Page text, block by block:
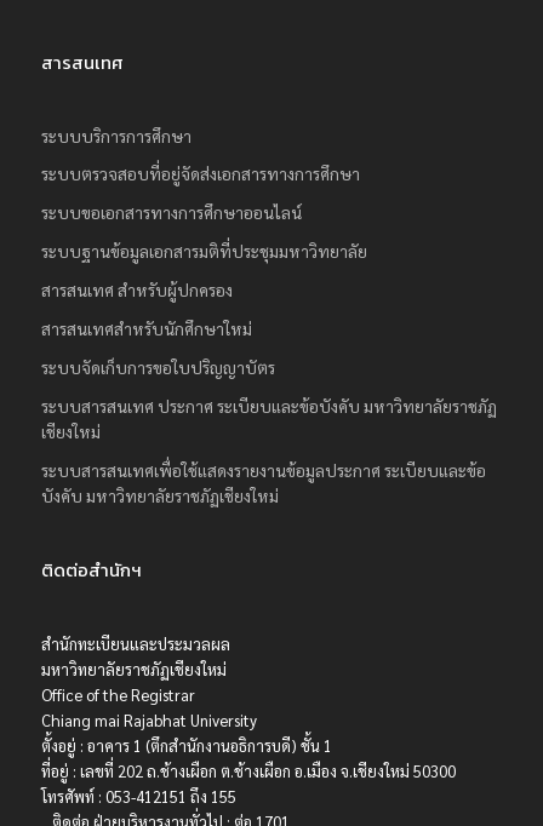
สารสนเทศ
ระบบบริการการศึกษา
ระบบตรวจสอบที่อยู่จัดส่งเอกสารทางการศึกษา
ระบบขอเอกสารทางการศึกษาออนไลน์
ระบบฐานข้อมูลเอกสารมติที่ประชุมมหาวิทยาลัย
สารสนเทศ สำหรับผู้ปกครอง
สารสนเทศสำหรับนักศึกษาใหม่
ระบบจัดเก็บการขอใบปริญญาบัตร
ระบบสารสนเทศ ประกาศ ระเบียบและข้อบังคับ มหาวิทยาลัยราชภัฏ
เชียงใหม่
ระบบสารสนเทศเพื่อใช้แสดงรายงานข้อมูลประกาศ ระเบียบและข้อ
บังคับ มหาวิทยาลัยราชภัฏเชียงใหม่
ติดต่อสำนักฯ
สำนักทะเบียนและประมวลผล
มหาวิทยาลัยราชภัฏเชียงใหม่
Office of the Registrar
Chiang mai Rajabhat University
ตั้งอยู่ : อาคาร 1 (ตึกสำนักงานอธิการบดี) ชั้น 1
ที่อยู่ : เลขที่ 202 ถ.ช้างเผือก ต.ช้างเผือก อ.เมือง จ.เชียงใหม่ 50300
โทรศัพท์ : 053-412151 ถึง 155
ติดต่อ ฝ่ายบริหารงานทั่วไป : ต่อ 1701